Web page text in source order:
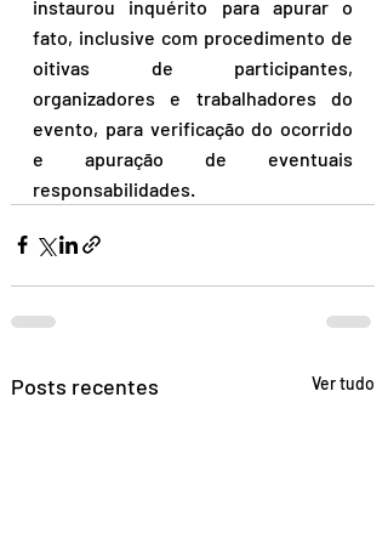
instaurou inquérito para apurar o
fato, inclusive com procedimento de
oitivas de participantes,
organizadores e trabalhadores do
evento, para verificação do ocorrido
e apuração de eventuais
responsabilidades.
Posts recentes Ver tudo